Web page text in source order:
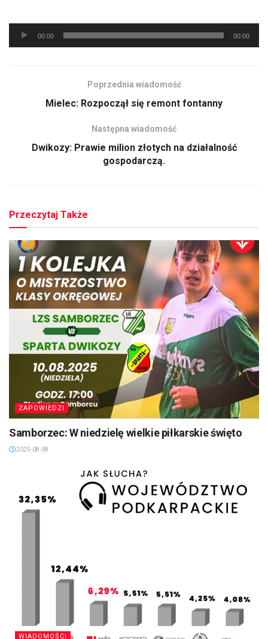
Odtwarzacz
plików
00:00 00:00
Poprzednia wiadomość
Mielec: Rozpoczął się remont fontanny
Następna wiadomość
Dwikozy: Prawie milion złotych na działalność
gospodarczą.
Przeczytaj Także
ZAPOWIEDZI
Samborzec: W niedzielę wielkie piłkarskie święto
2025-08-08
WIADOMOŚCI